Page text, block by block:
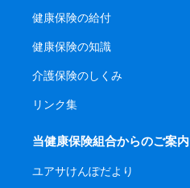
健康保険の給付
健康保険の知識
介護保険のしくみ
リンク集
当健康保険組合からのご案内
ユアサけんぽだより